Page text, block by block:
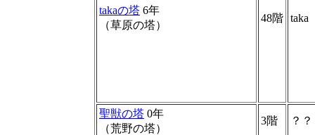
takaの塔 6年
（草原の塔）
48階 taka
聖獣の塔 0年
（荒野の塔）
3階 ？